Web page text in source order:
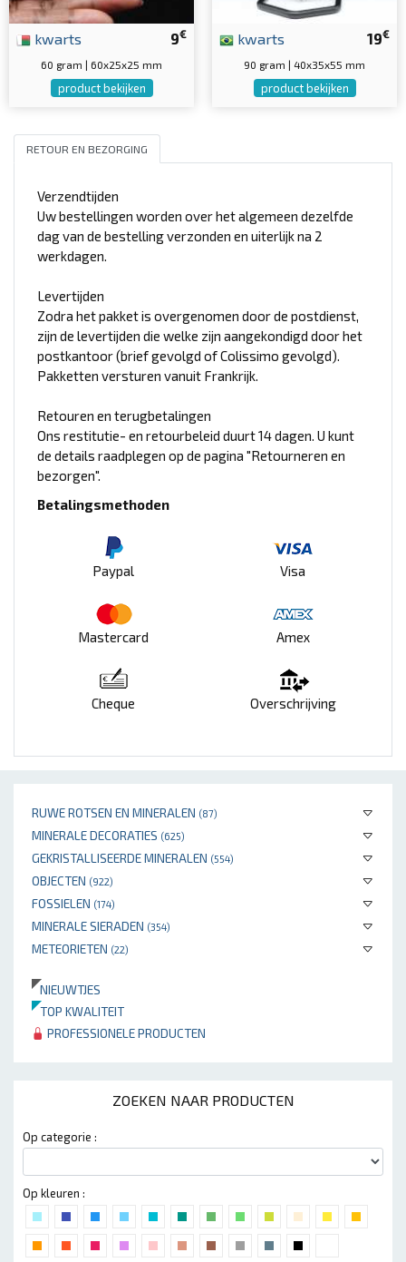
RUWE ROTSEN EN MINERALEN (87)
MINERALE DECORATIES (625)
GEKRISTALLISEERDE MINERALEN (554)
OBJECTEN (922)
FOSSIELEN (174)
MINERALE SIERADEN (354)
METEORIETEN (22)
NIEUWTJES
TOP KWALITEIT
PROFESSIONELE PRODUCTEN
ZOEKEN NAAR PRODUCTEN
Op categorie :
Op kleuren :
9€
kwarts
60 gram | 60x25x25 mm
product bekijken
19€
kwarts
90 gram | 40x35x55 mm
product bekijken
RETOUR EN BEZORGING
Verzendtijden
Uw bestellingen worden over het algemeen dezelfde
dag van de bestelling verzonden en uiterlijk na 2
werkdagen.
Levertijden
Zodra het pakket is overgenomen door de postdienst,
zijn de levertijden die welke zijn aangekondigd door het
postkantoor (brief gevolgd of Colissimo gevolgd).
Pakketten versturen vanuit Frankrijk.
Retouren en terugbetalingen
Ons restitutie- en retourbeleid duurt 14 dagen. U kunt
de details raadplegen op de pagina "Retourneren en
bezorgen".
Betalingsmethoden
Paypal Visa
Mastercard Amex
Cheque Overschrijving